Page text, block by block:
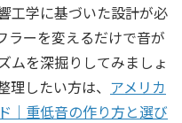
工学に基づいた設計が必
ラーを変えるだけで音が
ムを深掘りしてみましょ
したい方は、 アメリカ
｜重低音の作り方と選び